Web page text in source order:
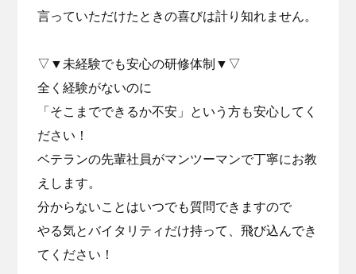
⾔っていただけたときの喜びは計り知れません。
▽▼未経験でも安⼼の研修体制▼▽
全く経験がないのに
「そこまでできるか不安」という⽅も安⼼してく
ださい！
ベテランの先輩社員がマンツーマンで丁寧にお教
えします。
分からないことはいつでも質問できますので
やる気とバイタリティだけ持って、⾶び込んでき
てください！